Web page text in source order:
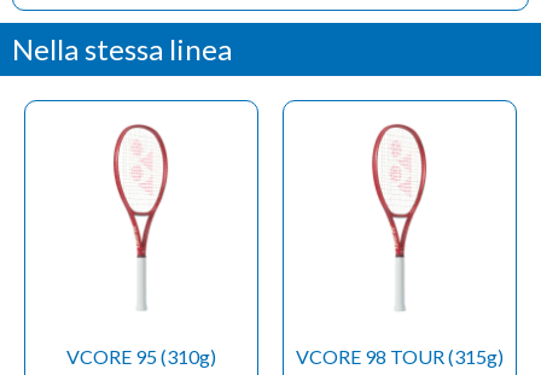
Nella stessa linea
VCORE 95 (310g) VCORE 98 TOUR (315g)